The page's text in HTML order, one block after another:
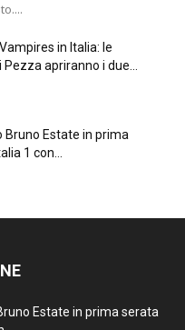
in Italia: le
Pezza apriranno i due...
Bruno Estate in prima
1 con...
Estate in prima serata